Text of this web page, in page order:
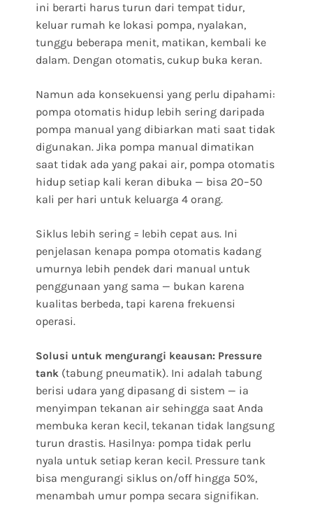
ini berarti harus turun dari tempat tidur,
keluar rumah ke lokasi pompa, nyalakan,
tunggu beberapa menit, matikan, kembali ke
dalam. Dengan otomatis, cukup buka keran.
Namun ada konsekuensi yang perlu dipahami:
pompa otomatis hidup lebih sering daripada
pompa manual yang dibiarkan mati saat tidak
digunakan. Jika pompa manual dimatikan
saat tidak ada yang pakai air, pompa otomatis
hidup setiap kali keran dibuka — bisa 20–50
kali per hari untuk keluarga 4 orang.
Siklus lebih sering = lebih cepat aus. Ini
penjelasan kenapa pompa otomatis kadang
umurnya lebih pendek dari manual untuk
penggunaan yang sama — bukan karena
kualitas berbeda, tapi karena frekuensi
operasi.
Solusi untuk mengurangi keausan: Pressure
tank (tabung pneumatik). Ini adalah tabung
berisi udara yang dipasang di sistem — ia
menyimpan tekanan air sehingga saat Anda
membuka keran kecil, tekanan tidak langsung
turun drastis. Hasilnya: pompa tidak perlu
nyala untuk setiap keran kecil. Pressure tank
bisa mengurangi siklus on/off hingga 50%,
menambah umur pompa secara signifikan.